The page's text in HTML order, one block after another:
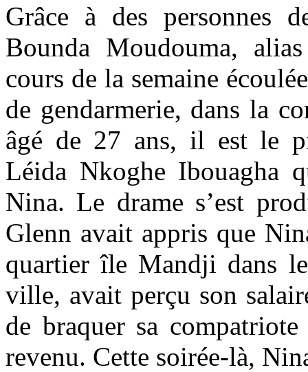
Grâce à des personnes
Bounda Moudouma,
cours de la semaine
de gendarmerie, dans la
âgé de 27 ans, il est le
Léida Nkoghe Ibouagha
Nina. Le drame s’est
Glenn avait appris que
quartier île Mandji dans
ville, avait perçu son
de braquer sa
revenu. Cette soirée-là,